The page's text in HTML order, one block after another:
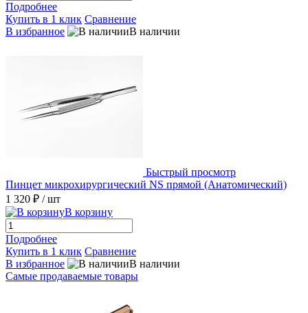
Подробнее
Купить в 1 клик Сравнение
В избранное
В наличии
Быстрый просмотр
Пинцет микрохирургический NS прямой (Анатомический)
1 320 ₽ / шт
В корзину
Подробнее
Купить в 1 клик Сравнение
В избранное
В наличии
Самые продаваемые товары